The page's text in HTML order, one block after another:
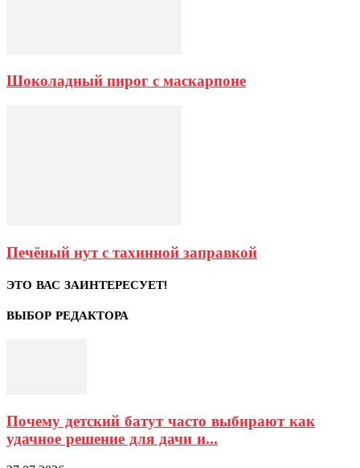
Шоколадный пирог с маскарпоне
Печёный нут с тахинной заправкой
ЭТО ВАС ЗАИНТЕРЕСУЕТ!
ВЫБОР РЕДАКТОРА
Почему детский батут часто выбирают как
удачное решение для дачи и...